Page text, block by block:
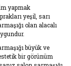
yapmak
yeşil, sarı
olan alacalı
büyük ve
bir görünüm